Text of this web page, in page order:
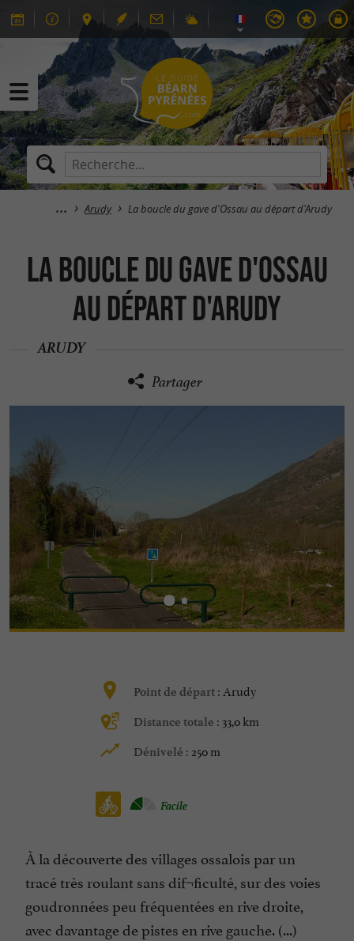
Arudy La boucle du gave d'Ossau au départ d'Arudy
La boucle du gave d'Ossau
au départ d'Arudy
ARUDY
Partager
Point de départ : Arudy
Distance totale : 33,0 km
Dénivelé : 250 m
Facile
À la découverte des villages ossalois par un
tracé très roulant sans dif¬ficulté, sur des voies
goudronnées peu fréquentées en rive droite,
avec davantage de pistes en rive gauche. (...)